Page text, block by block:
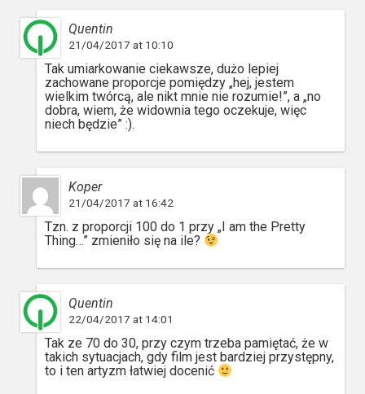
Quentin
21/04/2017 at 10:10
Tak umiarkowanie ciekawsze, dużo lepiej
zachowane proporcje pomiędzy „hej, jestem
wielkim twórcą, ale nikt mnie nie rozumie!”, a „no
dobra, wiem, że widownia tego oczekuje, więc
niech będzie” :).
Koper
21/04/2017 at 16:42
Tzn. z proporcji 100 do 1 przy „I am the Pretty
Thing…” zmieniło się na ile?
Quentin
22/04/2017 at 14:01
Tak ze 70 do 30, przy czym trzeba pamiętać, że w
takich sytuacjach, gdy film jest bardziej przystępny,
to i ten artyzm łatwiej docenić